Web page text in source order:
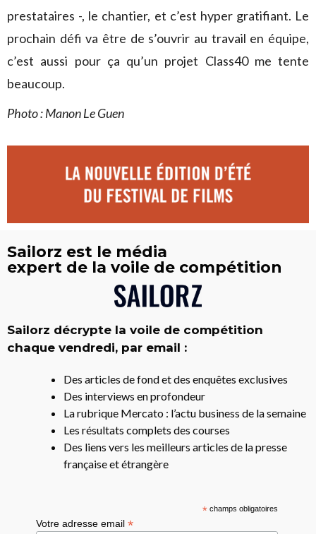
prestataires -, le chantier, et c’est hyper gratifiant. Le
prochain défi va être de s’ouvrir au travail en équipe,
c’est aussi pour ça qu’un projet Class40 me tente
beaucoup.
Photo : Manon Le Guen
Sailorz est le média
expert de la voile de compétition
Sailorz décrypte la voile de compétition
chaque vendredi, par email :
Des articles de fond et des enquêtes exclusives
Des interviews en profondeur
La rubrique Mercato : l’actu business de la semaine
Les résultats complets des courses
Des liens vers les meilleurs articles de la presse
française et étrangère
*champs obligatoires
Votre adresse email*